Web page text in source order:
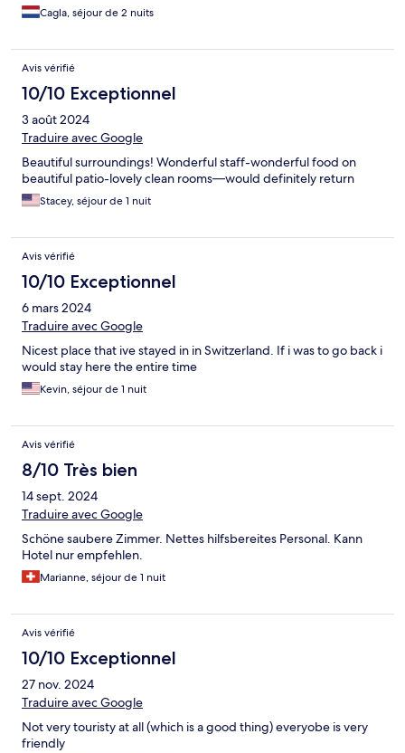
Cagla, séjour de 2 nuits
Avis vérifié
10/10 Exceptionnel
3 août 2024
Traduire avec Google
Beautiful surroundings! Wonderful staff-wonderful food on
beautiful patio-lovely clean rooms—would definitely return
Stacey, séjour de 1 nuit
Avis vérifié
10/10 Exceptionnel
6 mars 2024
Traduire avec Google
Nicest place that ive stayed in in Switzerland. If i was to go back i
would stay here the entire time
Kevin, séjour de 1 nuit
Avis vérifié
8/10 Très bien
14 sept. 2024
Traduire avec Google
Schöne saubere Zimmer. Nettes hilfsbereites Personal. Kann
Hotel nur empfehlen.
Marianne, séjour de 1 nuit
Avis vérifié
10/10 Exceptionnel
27 nov. 2024
Traduire avec Google
Not very touristy at all (which is a good thing) everyobe is very
friendly